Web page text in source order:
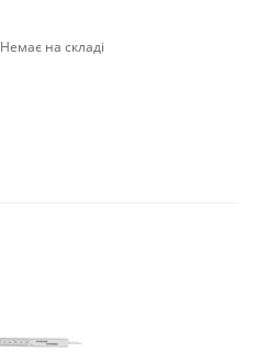
Немає на складі